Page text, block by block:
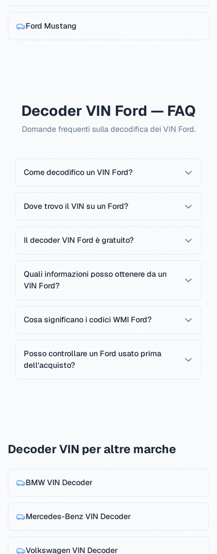
Ford Mustang
Decoder VIN Ford — FAQ
Domande frequenti sulla decodifica dei VIN Ford.
Come decodifico un VIN Ford?
Dove trovo il VIN su un Ford?
Il decoder VIN Ford è gratuito?
Quali informazioni posso ottenere da un
VIN Ford?
Cosa significano i codici WMI Ford?
Posso controllare un Ford usato prima
dell'acquisto?
Decoder VIN per altre marche
BMWVIN Decoder
Mercedes-Benz VIN Decoder
VolkswagenVIN Decoder